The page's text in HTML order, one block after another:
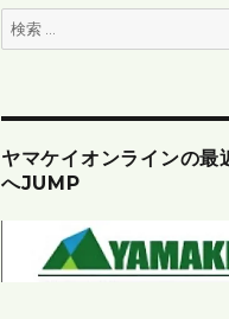
検
索:
ヤマケイオンラインの最
へJUMP